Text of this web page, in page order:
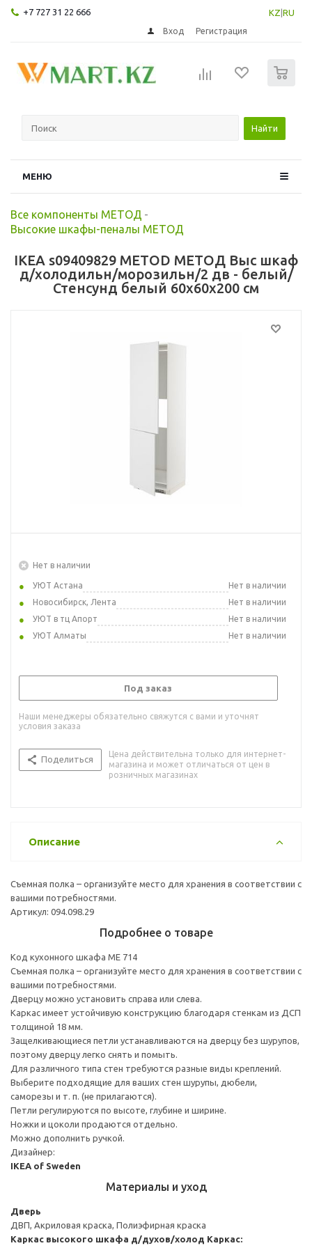
+7 727 31 22 666 KZ RU
Вход Регистрация
Найти
МЕНЮ
Все компоненты МЕТОД -
Высокие шкафы-пеналы МЕТОД
IKEA s09409829 METOD МЕТОД Выс шкаф
д/холодильн/морозильн/2 дв - белый/
Стенсунд белый 60x60x200 см
Нет в наличии
УЮТ Астана
Нет в наличии
Новосибирск, Лента
Нет в наличии
УЮТ в тц Апорт
Нет в наличии
УЮТ Алматы
Нет в наличии
Под заказ
Наши менеджеры обязательно свяжутся с вами и уточнят
условия заказа
Поделиться
Цена действительна только для интернет-
магазина и может отличаться от цен в
розничных магазинах
Описание
Съемная полка – организуйте место для хранения в соответствии с
вашими потребностями.
Артикул: 094.098.29
Подробнее о товаре
Код кухонного шкафа ME 714
Съемная полка – организуйте место для хранения в соответствии с
вашими потребностями.
Дверцу можно установить справа или слева.
Каркас имеет устойчивую конструкцию благодаря стенкам из ДСП
толщиной 18 мм.
Защелкивающиеся петли устанавливаются на дверцу без шурупов,
поэтому дверцу легко снять и помыть.
Для различного типа стен требуются разные виды креплений.
Выберите подходящие для ваших стен шурупы, дюбели,
саморезы и т. п. (не прилагаются).
Петли регулируются по высоте, глубине и ширине.
Ножки и цоколи продаются отдельно.
Можно дополнить ручкой.
Дизайнер:
IKEA of Sweden
Материалы и уход
Дверь
ДВП, Акриловая краска, Полиэфирная краска
Каркас высокого шкафа д/духов/холод Каркас: